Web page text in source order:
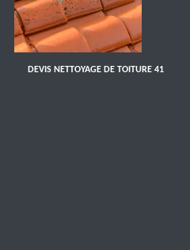
DEVIS NETTOYAGE DE TOITURE 41